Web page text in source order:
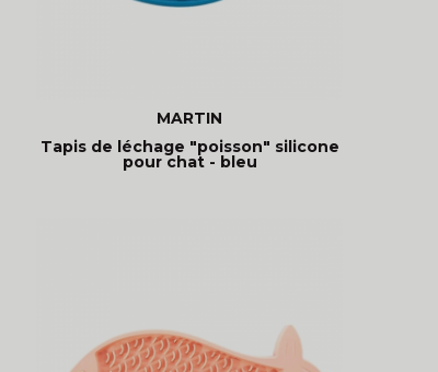
MARTIN
Tapis de léchage "poisson" silicone
pour chat - bleu